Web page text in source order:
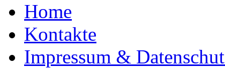
Home
Kontakte
Impressum &